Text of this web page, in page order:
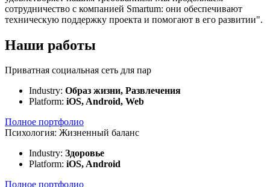
сотрудничество с компанией Smartum: они обеспечивают
техническую поддержку проекта и помогают в его развитии".
Наши работы
Приватная социальная сеть для пар
Industry: Образ жизни, Развлечения
Platform: iOS, Android, Web
Полное портфолио
Психология: Жизненный баланс
Industry: Здоровье
Platform: iOS, Android
Полное портфолио